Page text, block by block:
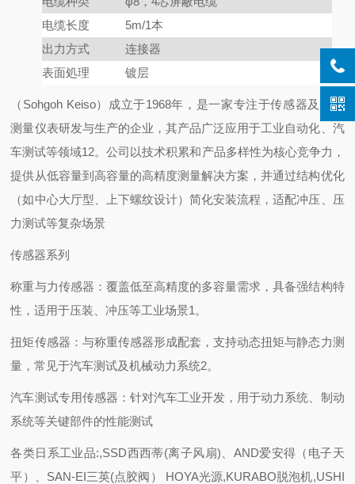
电缆长度
5m/1本
出力方式
连接器
表面処理
镀层
（Sohgoh Keiso）成立于1968年，是一家专注于传感器及工业
测量仪表研发与生产的企业，其产品广泛应用于工业自动化、汽
车测试等领域12。公司以技术积累和产品多样性为核心竞争力，
提供从低容量到高容量的高精度测量解决方案，并通过结构优化
（如中心大厅型、上下螺纹设计）简化安装流程，适配冲压、压
力测试等复杂场景
传感器系列
称重与力传感器：覆盖低至高精度的多容量需求，具备强结构特
性，适用于压装、冲压等工业场景1。
扭矩传感器：与称重传感器形成配套，支持动态扭矩与静态力测
量，常见于汽车测试及机械动力系统2。
汽车测试专用传感器：针对汽车工业开发，用于动力系统、制动
系统等关键部件的性能测试
各类日系工业品:,SSD西西蒂(离子风扇)、AND爱安得（电子天
平）、SAN-EI三英(点胶阀） HOYA光源,KURABO脱泡机,USHI